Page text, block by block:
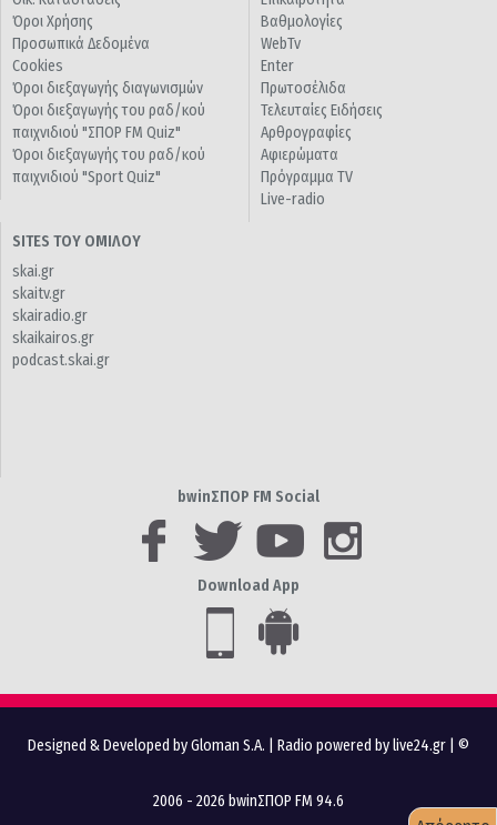
Όροι Χρήσης
Προσωπικά Δεδομένα
Cookies
Όροι διεξαγωγής διαγωνισμών
Όροι διεξαγωγής του ραδ/κού
παιχνιδιού "ΣΠΟΡ FM Quiz"
Όροι διεξαγωγής του ραδ/κού
παιχνιδιού "Sport Quiz"
Βαθμολογίες
WebTv
Enter
Πρωτοσέλιδα
Τελευταίες Ειδήσεις
Αρθρογραφίες
Αφιερώματα
Πρόγραμμα TV
Live-radio
SITES ΤΟΥ ΟΜΙΛΟΥ
skai.gr
skaitv.gr
skairadio.gr
skaikairos.gr
podcast.skai.gr
bwinΣΠΟΡ FM Social
Download App
Designed & Developed by Gloman S.A. Radio powered by live24.gr | ©
2006 - 2026 bwinΣΠΟΡ FM 94.6